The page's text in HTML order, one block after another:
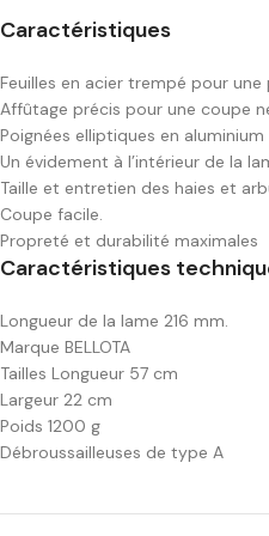
Caractéristiques
Feuilles en acier trempé pour
Affûtage précis pour une coupe
Poignées elliptiques en
Un évidement à l’intérieur de la
Taille et entretien des haies et
Coupe facile.
Propreté et durabilité maximales
Caractéristiques
Longueur de la lame 216 mm.
Marque BELLOTA
Tailles Longueur 57 cm
Largeur 22 cm
Poids 1200 g
Débroussailleuses de type A